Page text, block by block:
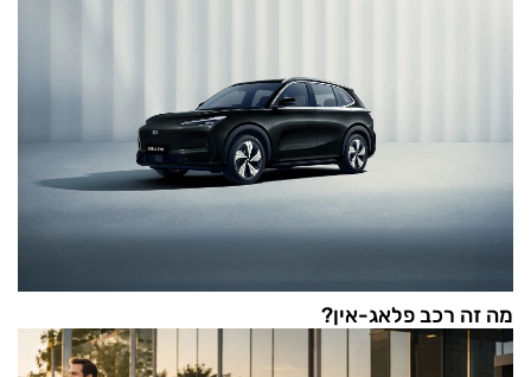
מה זה רכב פלאג-אין?